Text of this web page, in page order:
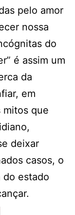
pelo amor
nossa
do
é assim um
da
em
mitos que
deixar
casos, o
do estado